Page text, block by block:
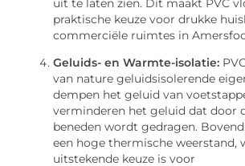
uit te laten zien. Dit maakt PVC
praktische keuze voor drukke
commerciële ruimtes in
Geluids- en Warmte-isolatie:
van nature geluidsisolerende
dempen het geluid van
verminderen het geluid dat door
beneden wordt gedragen.
een hoge thermische weerstand,
uitstekende keuze is voor